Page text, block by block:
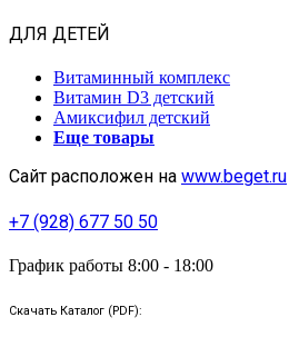
ДЛЯ ДЕТЕЙ
Витаминный комплекс
Витамин D3 детский
Амиксифил детский
Еще товары
Сайт расположен на www.beget.ru
+7 (928) 677 50 50
График работы 8:00 - 18:00
Скачать Каталог (PDF):